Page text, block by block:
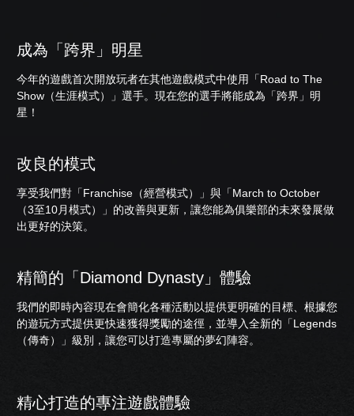
成為「跨界」明星
今年的遊戲首次開放玩者在其他遊戲模式中使用「Road to The
Show（生涯模式）」選手。現在您的選手將能成為「跨界」明
星！
改良的模式
享受我們對「Franchise（經營模式）」與「March to October
（3至10月模式）」的改善與更新，讓您能為俱樂部的未來發展做
出更好的決策。
精簡的「Diamond Dynasty」體驗
我們的即時內容現在會簡化各種活動以提供更明確的目標、根據您
的遊玩方式提供更快速獲得獎勵的途徑，並導入全新的「Legends
（傳奇）」級別，讓您可以打造專屬的夢幻陣容。
精心打造的專注遊戲體驗